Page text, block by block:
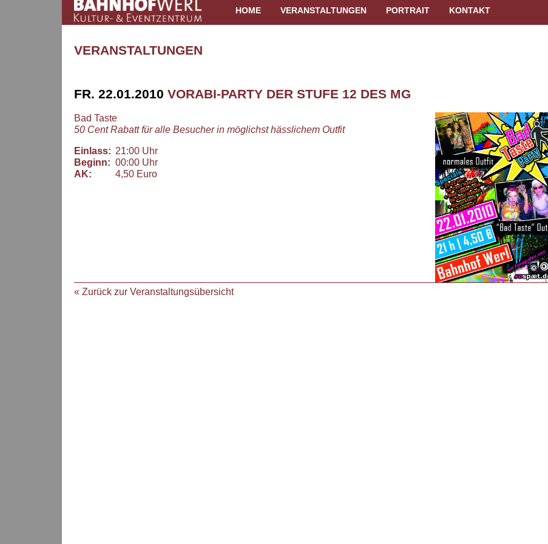
HOME VERANSTALTUNGEN PORTRAIT KONTAKT
VERANSTALTUNGEN
FR. 22.01.2010 VORABI-PARTY DER STUFE 12 DES MG
Bad Taste
50 Cent Rabatt für alle Besucher in möglichst hässlichem Outfit
Einlass: 21:00 Uhr
Beginn: 00:00 Uhr
AK:
4,50 Euro
« Zurück zur Veranstaltungsübersicht